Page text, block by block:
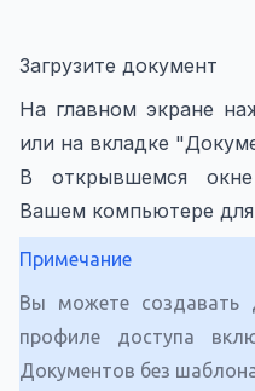
Загрузите документ
На главном экране
или на вкладке
В открывшемся
Вашем компьютере для
Примечание
Вы можете создавать
профиле доступа
Документов без